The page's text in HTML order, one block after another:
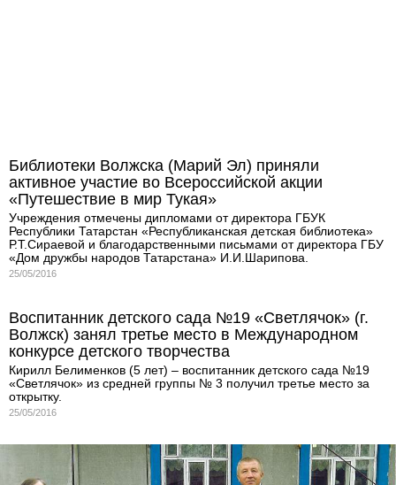
Библиотеки Волжска (Марий Эл) приняли
активное участие во Всероссийской акции
«Путешествие в мир Тукая»
Учреждения отмечены дипломами от директора ГБУК
Республики Татарстан «Республиканская детская библиотека»
Р.Т.Сираевой и благодарственными письмами от директора ГБУ
«Дом дружбы народов Татарстана» И.И.Шарипова.
25/05/2016
Воспитанник детского сада №19 «Светлячок» (г.
Волжск) занял третье место в Международном
конкурсе детского творчества
Кирилл Белименков (5 лет) – воспитанник детского сада №19
«Светлячок» из средней группы № 3 получил третье место за
открытку.
25/05/2016